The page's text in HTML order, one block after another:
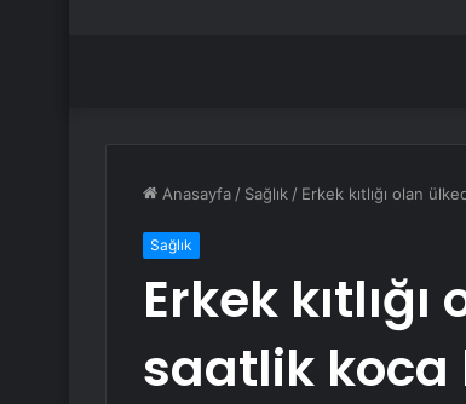
Anasayfa / Sağlık / Erkek kıtlığı olan
Sağlık
Erkek
saatlik koca